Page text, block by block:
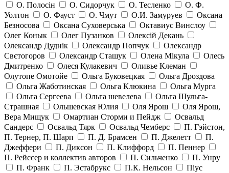
О. Полосін
О. Сидорчук О. Тесленко
О. Ф.
Уолтон
О. Фауст О. Чмут О.И. Замуруев
Оксана
Безносова
Оксана Суховерська
Октавиус Винслоу
Олег Конык
Олег Пузанков
Олексій Декань
Олександр Дуднік
Олександр Попчук
Олександр
Свєтогоров
Олександр Сташук Олена Мікула
Олесь
Дмитренко
Олеся Кулакевич
Оливье Клеман
Олутопе Омотойе
Ольга Буковецкая
Ольга Дроздова
Ольга Жаботинская
Ольга Клюкина
Ольга Мурга
Ольга Сергеева
Ольга шевелева
Ольга Шульга-
Страшная
Ольшевская Юлия Оля Ярош
Оля Ярош,
Вера Мищук
Омартиан Сторми и Пейдж
Освальд
Сандерс
Освальд Тярк Освальд Чемберс
П. Гэйстон,
П. Тернер, П. Шарп
П. Д. Брамсен П. Джелетт
П.
Джеффери
П. Диксон П. Клиффорд
П. Пеннер
П. Рейссер и коллектив авторов
П. Сильченко
П. Унру
П. Франк
П. Эстабрукс П.К. Нельсон
Піус